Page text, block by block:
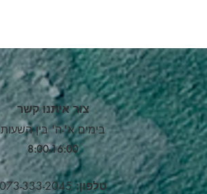
צור איתנו קשר
בימים א'-ה' בין השעות
8:00-16:00​
טלפון:073-333-2045